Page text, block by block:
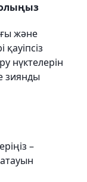
және
нүктелерін
зиянды
–